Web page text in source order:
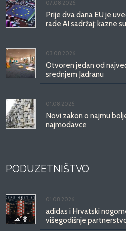
07.08.2026.
Prije dva dana EU je
rade AI sadržaj: kazne
03.08.2026.
Otvoren jedan od
srednjem Jadranu
01.08.2026.
Novi zakon o najmu
najmodavce
PODUZETNIŠTVO
01.08.2026.
adidas i Hrvatski
višegodišnje